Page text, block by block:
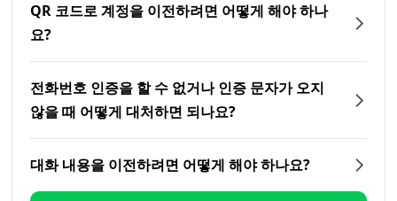
QR 코드로 계정을 이전하려면 어떻게 해야 하나
요?
전화번호 인증을 할 수 없거나 인증 문자가 오지
않을 때 어떻게 대처하면 되나요?
대화 내용을 이전하려면 어떻게 해야 하나요?